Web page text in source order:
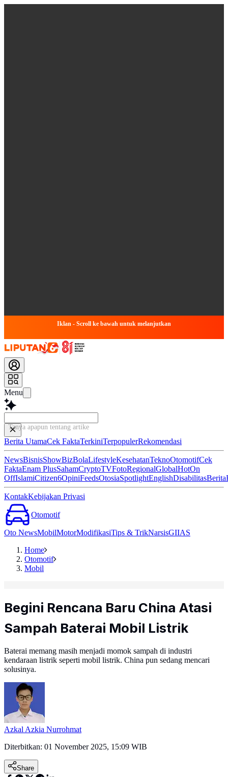
Iklan - Scroll ke bawah untuk melanjutkan
Menu
Tanya apapun tentang artikel ini...
Berita UtamaCek FaktaTerkiniTerpopulerRekomendasi
NewsBisnisShowBizBolaLifestyleKesehatanTeknoOtomotifCek
FaktaEnam PlusSahamCryptoTVFotoRegionalGlobalHotOn
OffIslamiCitizen6OpiniFeedsOtosiaSpotlightEnglishDisabilitasBerita
KontakKebijakan Privasi
Otomotif
Oto NewsMobilMotorModifikasiTips & TrikNarsisGIIAS
Home
Otomotif
Mobil
Begini Rencana Baru China Atasi
Sampah Baterai Mobil Listrik
Baterai memang masih menjadi momok sampah di industri
kendaraan listrik seperti mobil listrik. China pun sedang mencari
solusinya.
Azkal Azkia Nurrohmat
Diterbitkan: 01 November 2025, 15:09 WIB
Share